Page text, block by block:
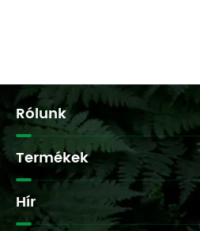
Rólunk
Termékek
Hír